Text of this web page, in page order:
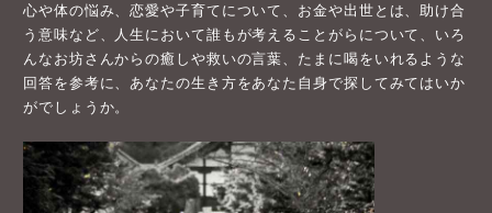
心や体の悩み、恋愛や子育てについて、お金や出世とは、助け合
う意味など、人生において誰もが考えることがらについて、いろ
んなお坊さんからの癒しや救いの言葉、たまに喝をいれるような
回答を参考に、あなたの生き方をあなた自身で探してみてはいか
がでしょうか。